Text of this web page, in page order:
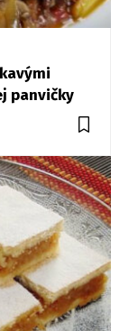
panvičky